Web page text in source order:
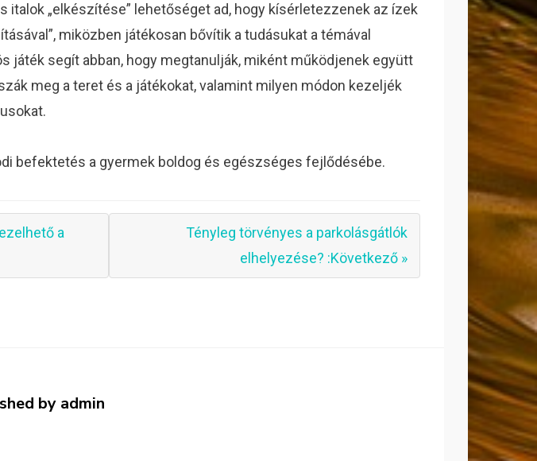
italok „elkészítése” lehetőséget ad, hogy kísérletezzenek az ízek
miközben játékosan bővítik a tudásukat a témával
játék segít abban, hogy megtanulják, miként működjenek együtt
meg a teret és a játékokat, valamint milyen módon kezeljék
befektetés a gyermek boldog és egészséges fejlődésébe.
a
Tényleg törvényes a parkolásgátlók
elhelyezése? :Következő »
by admin